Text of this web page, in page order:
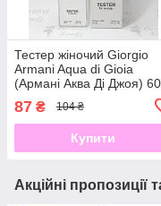
Тестер жіночий Giorgio
Armani Aqua di Gioia
(Армані Аква Ді Джоя) 60
87 ₴ 104 ₴
Купити
Акційні пропозиції